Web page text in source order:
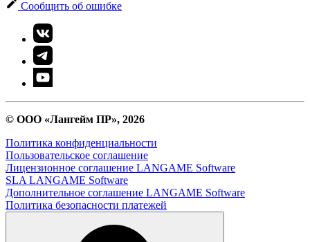
Сообщить об ошибке
© ООО «Лангейм ПР», 2026
Политика конфиденциальности
Пользовательское соглашение
Лицензионное соглашение LANGAME Software
SLA LANGAME Software
Дополнительное соглашение LANGAME Software
Политика безопасности платежей